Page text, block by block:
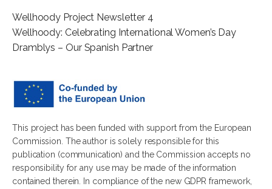
Wellhoody Project Newsletter 4
Wellhoody: Celebrating International Women’s Day
Dramblys – Our Spanish Partner
This project has been funded with support from the European
Commission. The author is solely responsible for this
publication (communication) and the Commission accepts no
responsibility for any use may be made of the information
contained therein. In compliance of the new GDPR framework,